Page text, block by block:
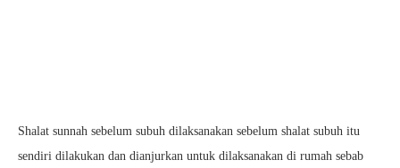
Shalat sunnah sebelum subuh dilaksanakan sebelum shalat subuh itu
sendiri dilakukan dan dianjurkan untuk dilaksanakan di rumah sebab